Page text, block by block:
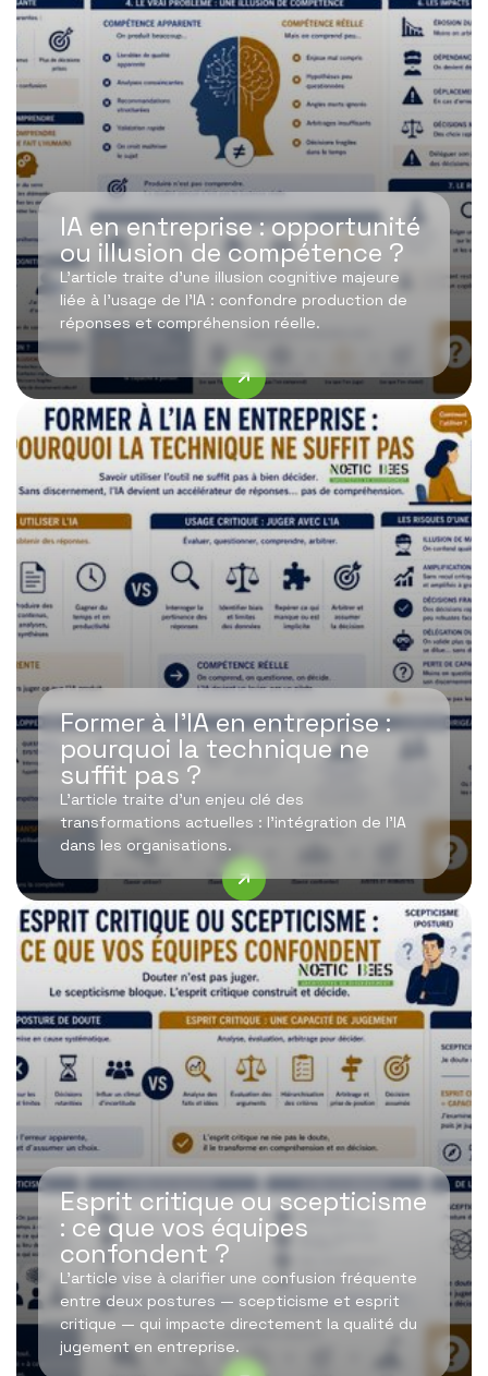
IA en entreprise : opportunité
ou illusion de compétence ?
L’article traite d’une illusion cognitive majeure
liée à l’usage de l’IA : confondre production de
réponses et compréhension réelle.
Former à l’IA en entreprise :
pourquoi la technique ne
suffit pas ?
L’article traite d’un enjeu clé des
transformations actuelles : l’intégration de l’IA
dans les organisations.
Esprit critique ou scepticisme
: ce que vos équipes
confondent ?
L’article vise à clarifier une confusion fréquente
entre deux postures — scepticisme et esprit
critique — qui impacte directement la qualité du
jugement en entreprise.